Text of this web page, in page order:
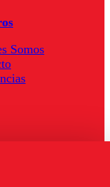
Somos